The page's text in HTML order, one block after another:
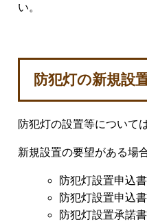
い。
防犯灯の新規設
防犯灯の設置等について
新規設置の要望がある場
防犯灯設置申込書
防犯灯設置申込書
防犯灯設置承諾